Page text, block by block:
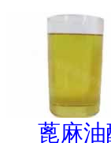
蓖麻油